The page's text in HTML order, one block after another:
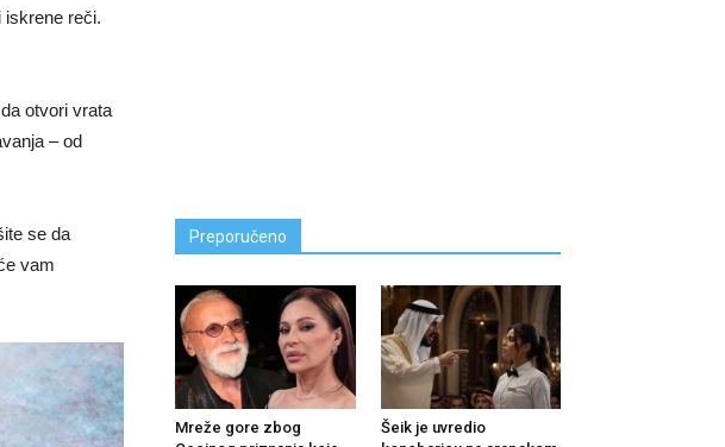
iskrene reči.
otvori vrata
– od
se da
vam
Preporučeno
Mreže gore zbog
Šeik je uvredio